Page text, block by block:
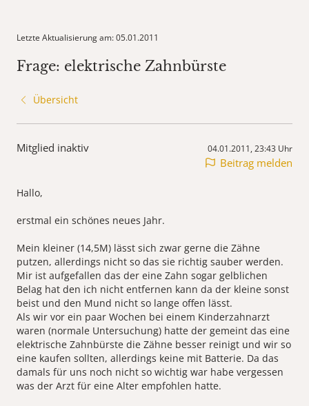
Letzte Aktualisierung am: 05.01.2011
Frage: elektrische Zahnbürste
Übersicht
Mitglied inaktiv 04.01.2011, 23:43 Uhr
Beitrag melden
Hallo,
erstmal ein schönes neues Jahr.
Mein kleiner (14,5M) lässt sich zwar gerne die Zähne
putzen, allerdings nicht so das sie richtig sauber werden.
Mir ist aufgefallen das der eine Zahn sogar gelblichen
Belag hat den ich nicht entfernen kann da der kleine sonst
beist und den Mund nicht so lange offen lässt.
Als wir vor ein paar Wochen bei einem Kinderzahnarzt
waren (normale Untersuchung) hatte der gemeint das eine
elektrische Zahnbürste die Zähne besser reinigt und wir so
eine kaufen sollten, allerdings keine mit Batterie. Da das
damals für uns noch nicht so wichtig war habe vergessen
was der Arzt für eine Alter empfohlen hatte.